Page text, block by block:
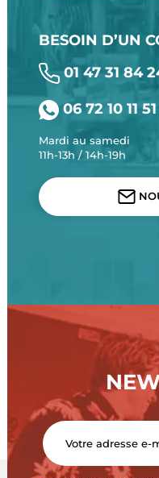
BESOIN D’UN
01 47 31 84
06 72 10 11 51
Mardi au samedi
11h-13h / 14h-19h